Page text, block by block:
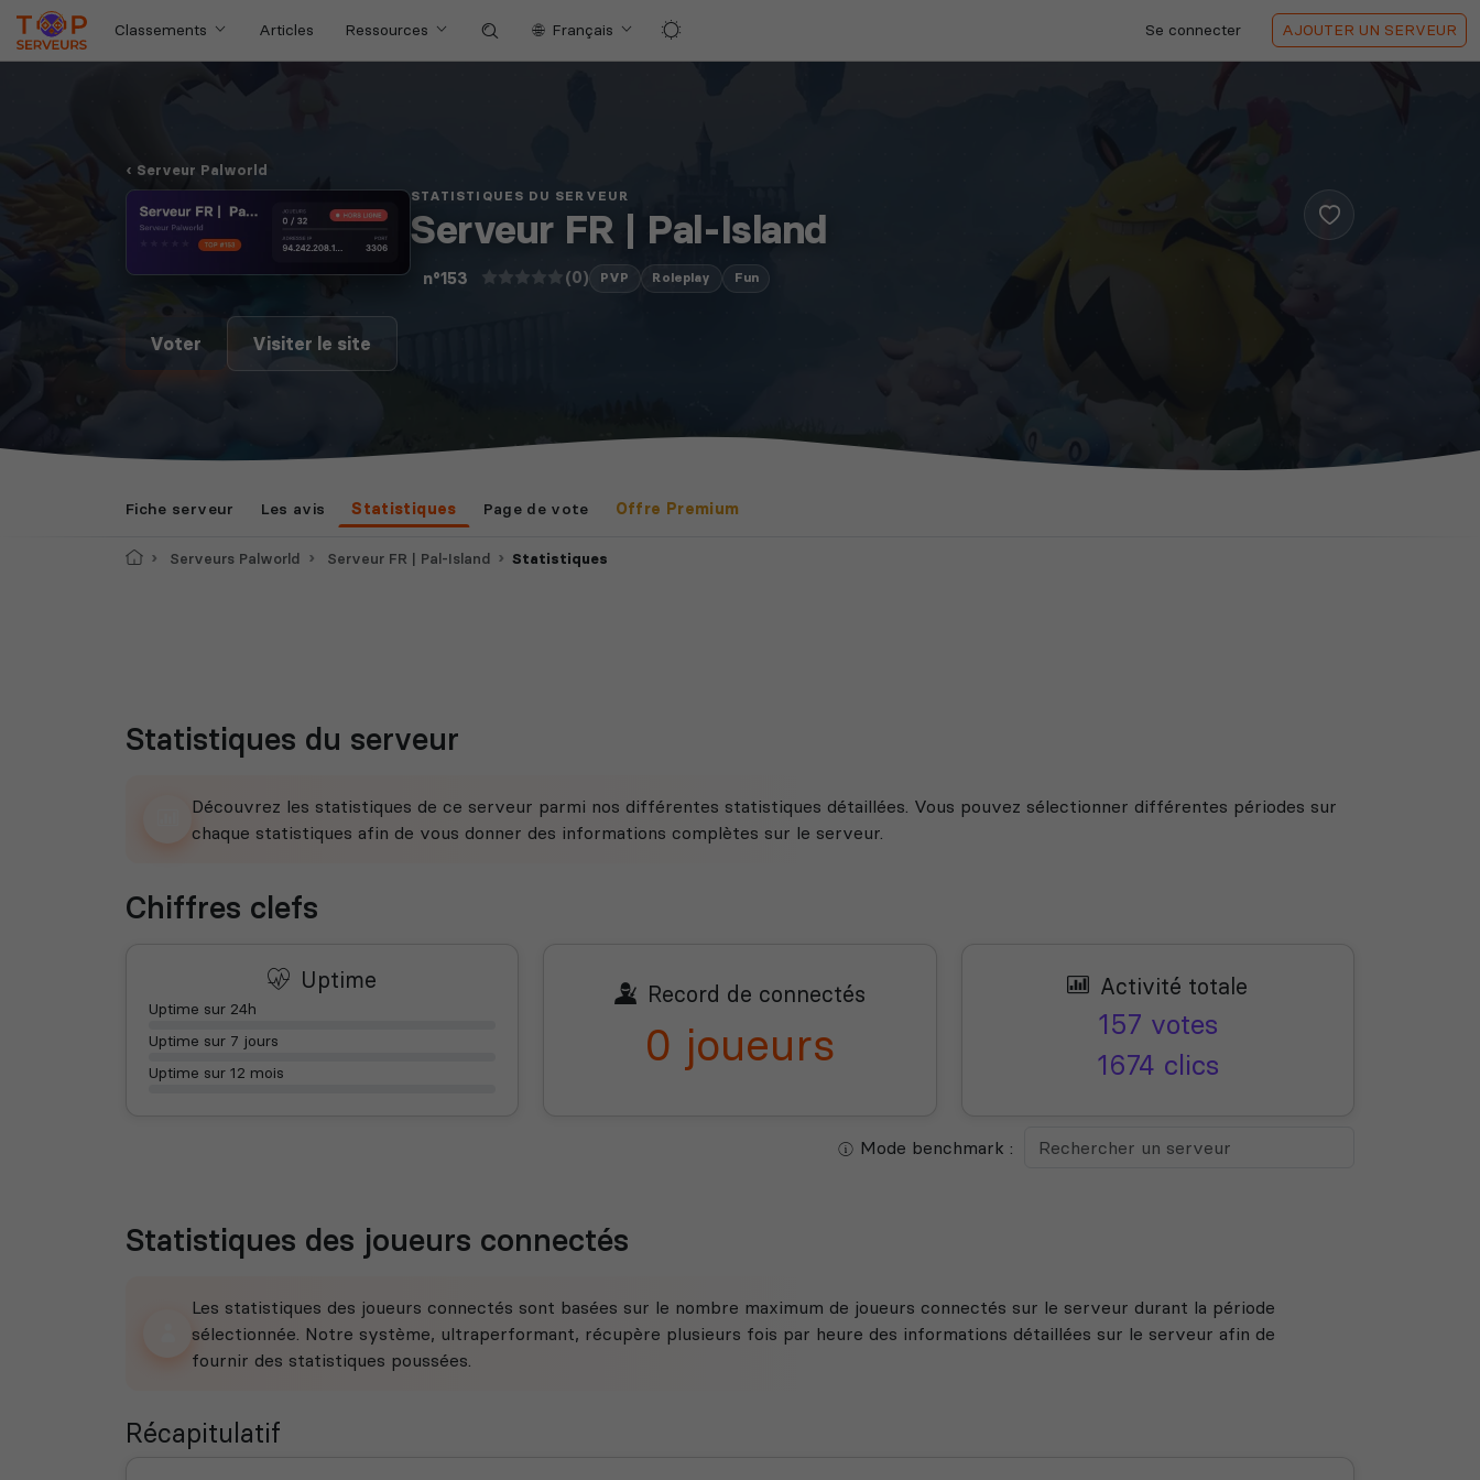
Classements Articles Ressources Français Se connecter AJOUTER UN SERVEUR
Serveur Palworld
STATISTIQUES DU SERVEUR
Serveur FR | Pal-Island
n°153 (0) PVP Roleplay Fun
Voter Visiter le site
Fiche serveur Les avis Statistiques Page de vote Offre Premium
AccueilServeurs Palworld Serveur FR | Pal-Island Statistiques
Statistiques du serveur
Découvrez les statistiques de ce serveur parmi nos différentes statistiques détaillées. Vous pouvez sélectionner différentes périodes sur
chaque statistiques afin de vous donner des informations complètes sur le serveur.
Chiffres clefs
Uptime
Uptime sur 24h
Uptime sur 7 jours
Uptime sur 12 mois
Record de connectés
0 joueurs
Activité totale
157 votes
1674 clics
Mode benchmark :
Statistiques des joueurs connectés
Les statistiques des joueurs connectés sont basées sur le nombre maximum de joueurs connectés sur le serveur durant la période
sélectionnée. Notre système, ultraperformant, récupère plusieurs fois par heure des informations détaillées sur le serveur afin de
fournir des statistiques poussées.
Récapitulatif